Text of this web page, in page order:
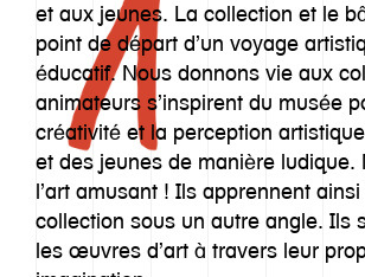
et aux jeunes. La collection et le
point de départ d’un voyage
éducatif. Nous donnons vie aux
animateurs s’inspirent du musée
créativité et la perception
et des jeunes de manière ludique.
l’art amusant ! Ils apprennent
collection sous un autre angle. Ils
les œuvres d’art à travers leur